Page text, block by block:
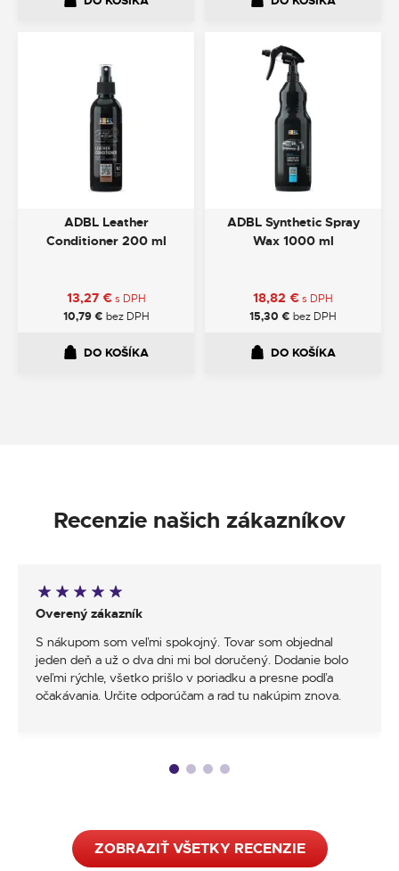
ADBL Leather
Conditioner 200 ml
13,27 € s DPH
10,79€ bez DPH
DO KOŠÍKA
ADBL Synthetic Spray
Wax 1000 ml
18,82 €s DPH
15,30 € bez DPH
DO KOŠÍKA
Recenzie našich zákazníkov
Overený zákazník
S nákupom som veľmi spokojný. Tovar som objednal
jeden deň a už o dva dni mi bol doručený. Dodanie bolo
veľmi rýchle, všetko prišlo v poriadku a presne podľa
očakávania. Určite odporúčam a rad tu nakúpim znova.
ZOBRAZIŤ VŠETKY RECENZIE